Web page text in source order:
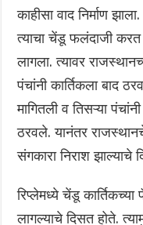
काहीसा वाद निर्माण
त्याचा चेंडू फलंदाजी
लागला. त्यावर
पंचांनी कार्तिकला बाद
मागितली व तिसऱ्या
ठरवले. यानंतर
संगकारा निराश झाल्याचे
रिप्लेमध्ये चेंडू
लागल्याचे दिसत होते.